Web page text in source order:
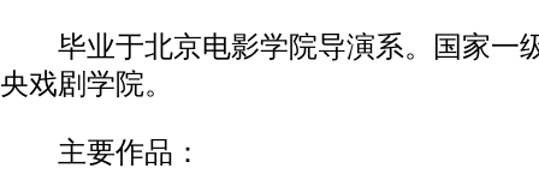
毕业于北京电影学院导演系。国家一
央戏剧学院。
主要作品：